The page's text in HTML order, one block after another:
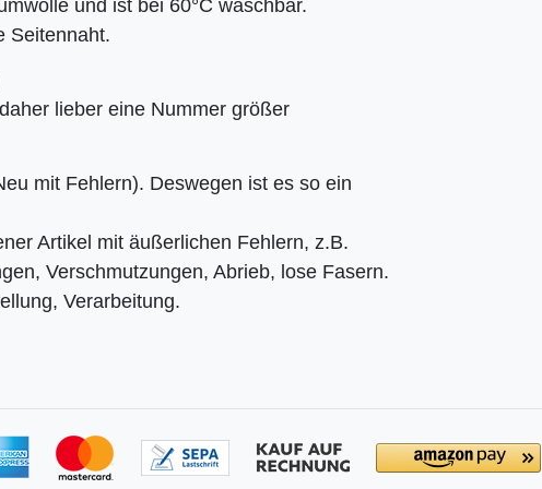
und ist bei 60°C waschbar.
Seitennaht.
lieber eine Nummer größer
mit Fehlern). Deswegen ist es so ein
Artikel mit äußerlichen Fehlern, z.B.
Verschmutzungen, Abrieb, lose Fasern.
Verarbeitung.